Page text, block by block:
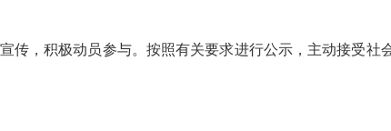
，积极动员参与。按照有关要求进行公示，主动接受社